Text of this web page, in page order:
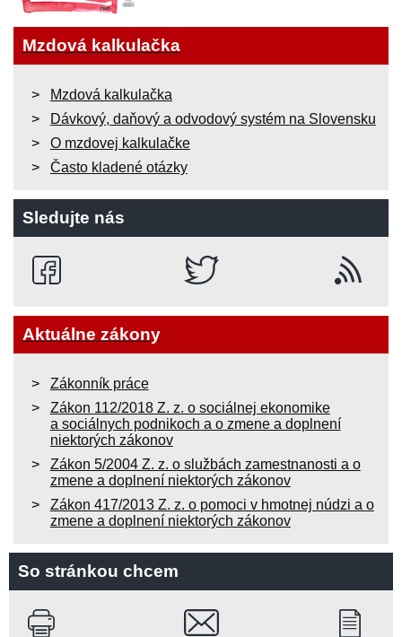
Mzdová kalkulačka
Mzdová kalkulačka
Dávkový, daňový a odvodový systém na Slovensku
O mzdovej kalkulačke
Často kladené otázky
Sledujte nás
Aktuálne zákony
Zákonník práce
Zákon 112/2018 Z. z. o sociálnej ekonomike
a sociálnych podnikoch a o zmene a doplnení
niektorých zákonov
Zákon 5/2004 Z. z. o službách zamestnanosti a o
zmene a doplnení niektorých zákonov
Zákon 417/2013 Z. z. o pomoci v hmotnej núdzi a o
zmene a doplnení niektorých zákonov
So stránkou chcem